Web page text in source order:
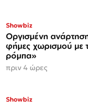
Showbiz
Οργισμένη
φήμες χωρισμού με
ρόμπα»
πριν 4 ώρες
Showbiz